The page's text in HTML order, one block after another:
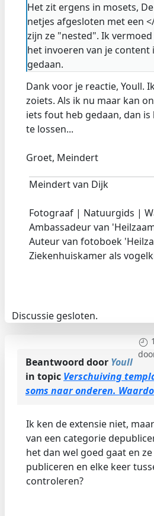
Het zit ergens in mosets,
netjes afgesloten met een
zijn ze "nested". Ik
het invoeren van je
gedaan.
Dank voor je reactie, Youll.
zoiets. Als ik nu maar kan
iets fout heb gedaan, dan
te lossen...
Groet, Meindert
Meindert van Dijk
Fotograaf | Natuurgids |
Ambassadeur van
Auteur van fotoboek
Ziekenhuiskamer als
Discussie gesloten.
Beantwoord door Youll
in topic Verschuiving
soms naar onderen.
Ik ken de extensie niet,
van een categorie
het dan wel goed gaat en
publiceren en elke keer
controleren?